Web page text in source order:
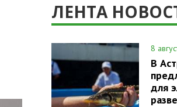
ЛЕНТА
8
В
для